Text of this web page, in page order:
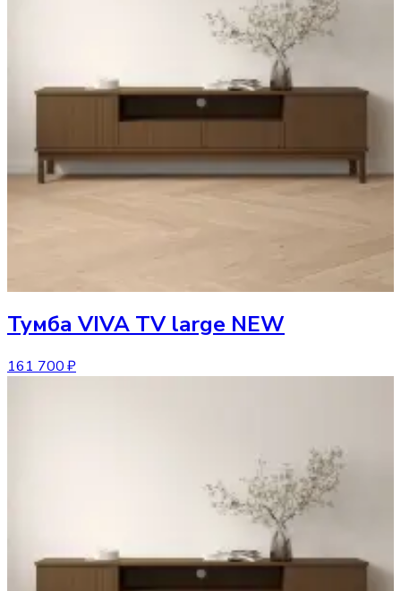
Тумба VIVA TV large NEW
161 700 ₽